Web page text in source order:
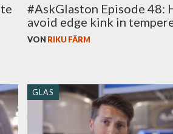
#AskGlaston Episode 48:
avoid edge kink in
VON RIKU FÄRM
GLAS